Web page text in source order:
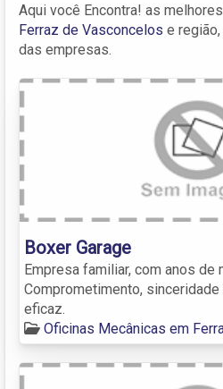
Aqui você Encontra! as melhores
Ferraz de Vasconcelos e
das empresas.
Boxer Garage
Empresa familiar, com anos de
Comprometimento,
eficaz.
Oficinas Mecânicas em